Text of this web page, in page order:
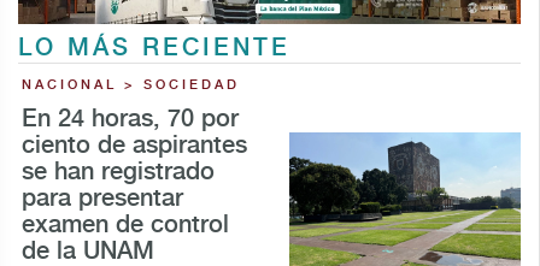
LO MÁS RECIENTE
NACIONAL > SOCIEDAD
En 24 horas, 70 por
ciento de aspirantes
se han registrado
para presentar
examen de control
de la UNAM